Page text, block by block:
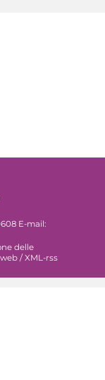
E-mail:
delle
/ XML-rss